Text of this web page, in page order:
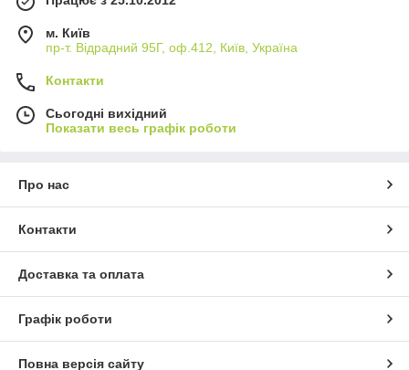
м. Київ
пр-т. Відрадний 95Г, оф.412, Київ, Україна
Контакти
Сьогодні вихідний
Показати весь графік роботи
Про нас
Контакти
Доставка та оплата
Графік роботи
Повна версія сайту